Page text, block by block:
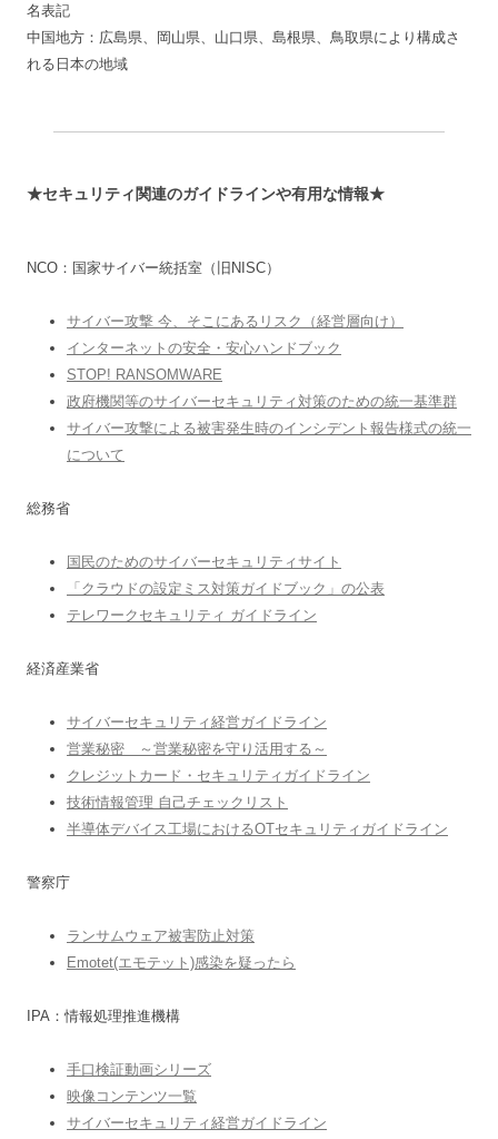
名表記
中国地方：広島県、岡山県、山口県、島根県、鳥取県により構成さ
れる日本の地域
★セキュリティ関連のガイドラインや有用な情報★
NCO：国家サイバー統括室（旧NISC）
サイバー攻撃 今、そこにあるリスク（経営層向け）
インターネットの安全・安心ハンドブック
STOP! RANSOMWARE
政府機関等のサイバーセキュリティ対策のための統一基準群
サイバー攻撃による被害発生時のインシデント報告様式の統一
について
総務省
国民のためのサイバーセキュリティサイト
「クラウドの設定ミス対策ガイドブック」の公表
テレワークセキュリティ ガイドライン
経済産業省
サイバーセキュリティ経営ガイドライン
営業秘密 ～営業秘密を守り活用する～
クレジットカード・セキュリティガイドライン
技術情報管理 自己チェックリスト
半導体デバイス工場におけるOTセキュリティガイドライン
警察庁
ランサムウェア被害防止対策
Emotet(エモテット)感染を疑ったら
IPA：情報処理推進機構
手口検証動画シリーズ
映像コンテンツ一覧
サイバーセキュリティ経営ガイドライン